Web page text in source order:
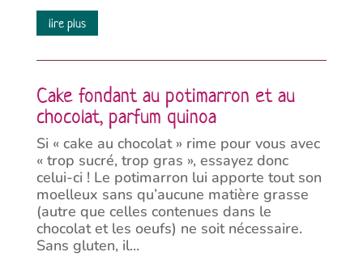
lire plus
Cake fondant au potimarron et au
chocolat, parfum quinoa
Si « cake au chocolat » rime pour vous avec
« trop sucré, trop gras », essayez donc
celui-ci ! Le potimarron lui apporte tout son
moelleux sans qu’aucune matière grasse
(autre que celles contenues dans le
chocolat et les oeufs) ne soit nécessaire.
Sans gluten, il...